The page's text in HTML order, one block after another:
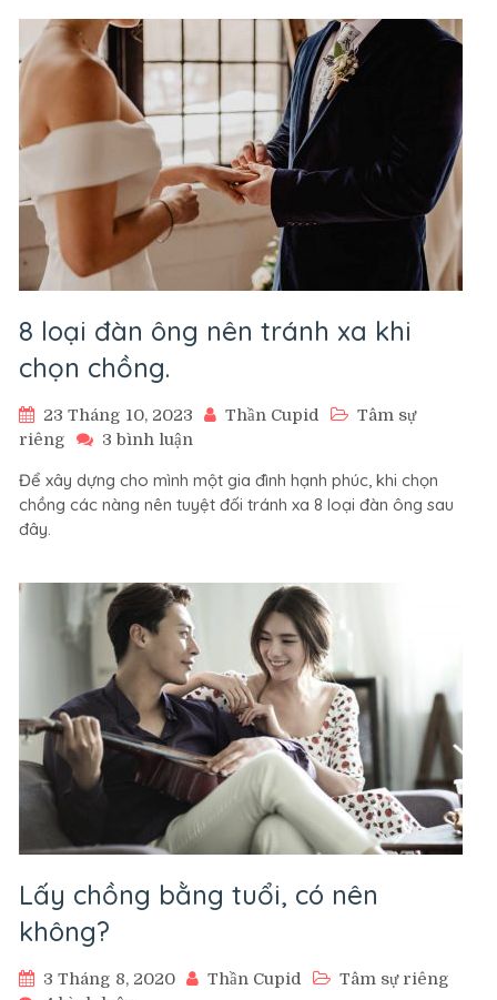
Chuẩn
Bị
Cuộc
Sống
Hôn
Nhân
8 loại đàn ông nên tránh xa khi
chọn chồng.
23 Tháng 10, 2023 Thần Cupid
Tâm sự
riêng
3 bình luận
loại
đàn
xa
khi
chọn
chồng.
Để xây dựng cho mình một gia đình hạnh phúc, khi chọn
chồng các nàng nên tuyệt đối tránh xa 8 loại đàn ông sau
đây.
Lấy chồng bằng tuổi, có nên
không?
3 Tháng 8, 2020 Thần Cupid
Tâm sự riêng